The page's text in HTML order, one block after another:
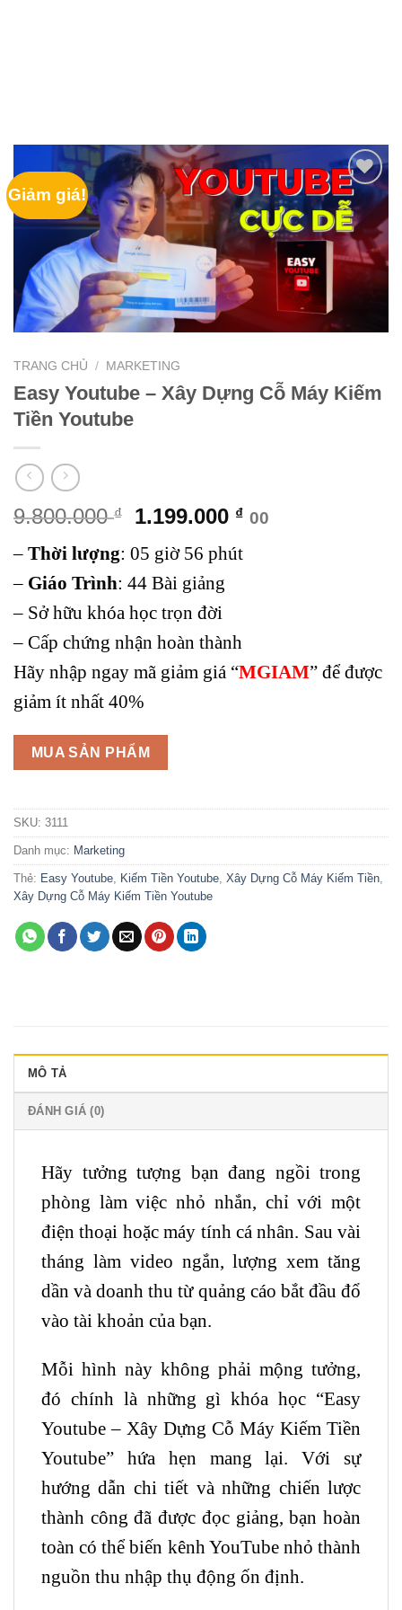
Giảm giá!
TRANG CHỦ / MARKETING
Easy Youtube – Xây Dựng Cỗ Máy Kiếm
Tiền Youtube
9.800.000₫
Giá
là:
9.800.000 ₫.
1.199.000 ₫Giá
tại
00
– Thời lượng: 05 giờ 56 phút
– Giáo Trình: 44 Bài giảng
– Sở hữu khóa học trọn đời
– Cấp chứng nhận hoàn thành
Hãy nhập ngay mã giảm giá “MGIAM” để được
giảm ít nhất 40%
MUA SẢN PHẨM
SKU: 3111
Danh mục: Marketing
Thẻ: Easy Youtube, Kiếm Tiền Youtube, Xây Dựng Cỗ Máy Kiếm Tiền,
Xây Dựng Cỗ Máy Kiếm Tiền Youtube
MÔ TẢ
ĐÁNH GIÁ (0)
Hãy tưởng tượng bạn đang ngồi trong
phòng làm việc nhỏ nhắn, chỉ với một
điện thoại hoặc máy tính cá nhân. Sau vài
tháng làm video ngắn, lượng xem tăng
dần và doanh thu từ quảng cáo bắt đầu đổ
vào tài khoản của bạn.
Mỗi hình này không phải mộng tưởng,
đó chính là những gì khóa học “Easy
Youtube – Xây Dựng Cỗ Máy Kiếm Tiền
Youtube” hứa hẹn mang lại. Với sự
hướng dẫn chi tiết và những chiến lược
thành công đã được đọc giảng, bạn hoàn
toàn có thể biến kênh YouTube nhỏ thành
nguồn thu nhập thụ động ốn định.